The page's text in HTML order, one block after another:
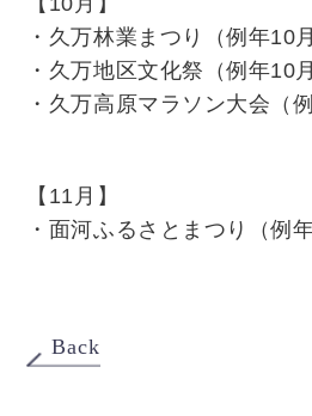
・久万林業まつり（例年10
・久万地区文化祭（例年10
・久万高原マラソン大会（
【11月】
・面河ふるさとまつり（例
Back